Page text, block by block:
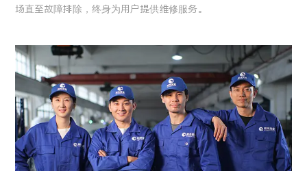
场直至故障排除，终身为用户提供维修服务。